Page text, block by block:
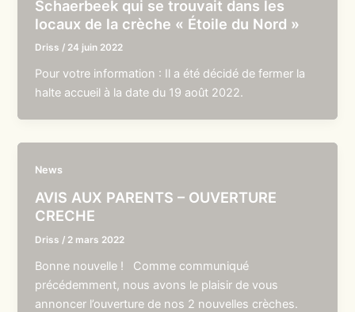
Schaerbeek qui se trouvait dans les
locaux de la crèche « Étoile du Nord »
Driss / 24 juin 2022
Pour votre information : Il a été décidé de fermer la
halte accueil à la date du 19 août 2022.
News
AVIS AUX PARENTS – OUVERTURE
CRECHE
Driss / 2 mars 2022
Bonne nouvelle ! Comme communiqué
précédemment, nous avons le plaisir de vous
annoncer l’ouverture de nos 2 nouvelles crèches.